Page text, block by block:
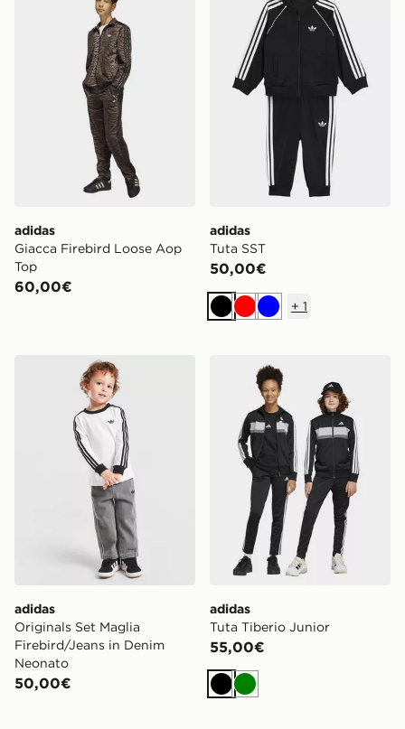
adidas
Giacca Firebird Loose Aop
Top
60,00€
adidas
Tuta SST
50,00€
NeroRosso
Blu
+ 1
adidas Originals Set Maglia Firebird/Jeans in Denim
adidas
Originals Set Maglia
Firebird/Jeans in Denim
Neonato
50,00€
adidas Tuta Tiberio Junior
adidas
Tuta Tiberio Junior
55,00€
NeroVerde